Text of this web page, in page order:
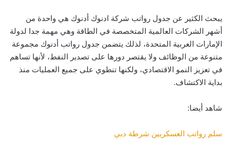
يبحث الكثير عن جدول رواتب شركة ادنوك أدنوك هي واحدة من
أشهر الشركات العالمية المتخصصة في الطاقة وهي مهمة جدا لدولة
الإمارات العربية المتحدة، لذلك يتضمن جدول رواتب أدنوك مجموعة
متنوعة من الوظائف ولا يقتصر دورها على تصدير النفط، لأنها تساهم
في تعزيز النمو الاقتصادي، ولكنها تنطوي على جميع العمليات منذ
بداية الاكتشاف.
شاهد أيضا:
سلم رواتب العسكريين شرطة دبي